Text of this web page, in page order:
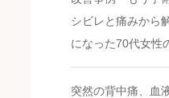
シビレと痛みから
になった70代女性
突然の背中痛、血